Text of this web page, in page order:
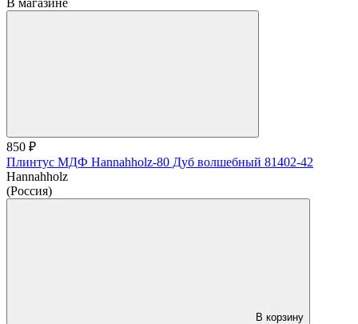
850 ₽
Плинтус МДФ Hannahholz-80 Дуб волшебный 81402-42
Hannahholz
(Россия)
В корзину